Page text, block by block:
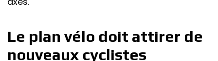
Le plan vélo doit attirer de
nouveaux cyclistes